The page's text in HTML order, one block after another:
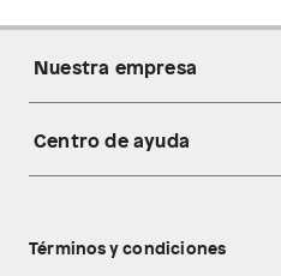
Nuestra empresa
Acerca de nosotros
Centro de ayuda
Libro de reclamaciones
Términos y condiciones